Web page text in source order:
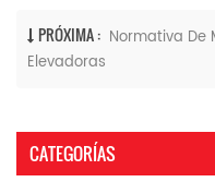
PRÓXIMA : Normativa De
Elevadoras
CATEGORÍAS